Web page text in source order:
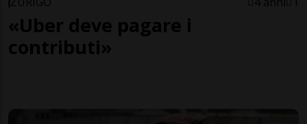
«Uber deve pagare i
contributi»